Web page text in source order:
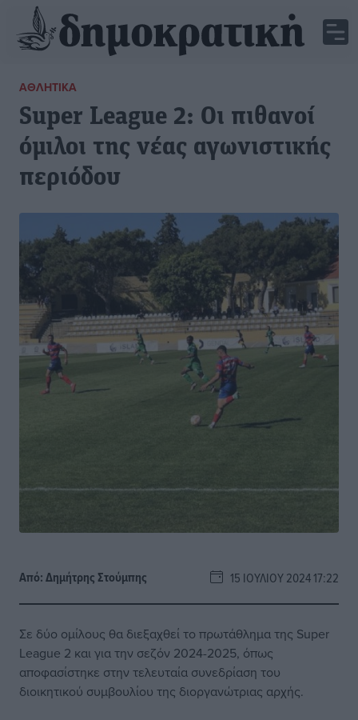
ΑΘΛΗΤΙΚΆ
Super League 2: Οι πιθανοί
όμιλοι της νέας αγωνιστικής
περιόδου
Από:Δημήτρης Στούμπης 15 ΙΟΥΛΊΟΥ 2024 17:22
Σε δύο ομίλους θα διεξαχθεί το πρωτάθλημα της Super
League 2 και για την σεζόν 2024-2025, όπως
αποφασίστηκε στην τελευταία συνεδρίαση του
διοικητικού συμβουλίου της διοργανώτριας αρχής.